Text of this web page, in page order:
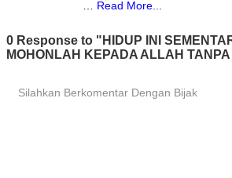
Read More...
0 Response to "HIDUP INI
MOHONLAH KEPADA ALLAH
Silahkan Berkomentar Dengan Bijak